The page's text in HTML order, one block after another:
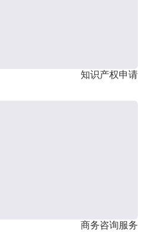
知识产权申请
商务咨询服务